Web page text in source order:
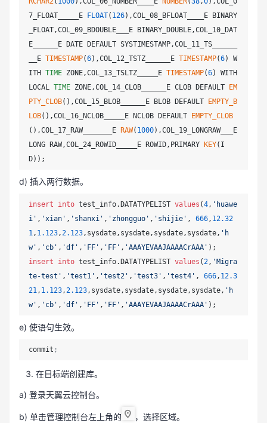
7_FLOAT_____E FLOAT( 126),COL_08_BFLOAT____E BINARY
_FLOAT,COL_09_BDOUBLE___E BINARY_DOUBLE,COL_10_DAT
E______E DATE DEFAULT SYSTIMESTAMP,COL_11_TS______
__E TIMESTAMP(6),COL_12_TSTZ______E TIMESTAMP(6) W
ITH TIME ZONE,COL_13_TSLTZ_____E TIMESTAMP(6) WITH
LOCAL TIME ZONE,COL_14_CLOB______E CLOB DEFAULT EM
PTY_CLOB(),COL_15_BLOB______E BLOB DEFAULT EMPTY_B
LOB(),COL_16_NCLOB_____E NCLOB DEFAULT EMPTY_CLOB
(),COL_17_RAW_______E RAW( 1000),COL_19_LONGRAW___E
LONG RAW,COL_24_ROWID_____E ROWID,PRIMARY KEY(I
d) 插入两行数据。
insert into test_info.DATATYPELIST values (4, 'huawe
i' , 'xian' , 'shanxi' , 'zhongguo' , 'shijie' , 666, 12.32
1 , 1.123, 2.123,sysdate,sysdate,sysdate,sysdate, 'h
w' , 'cb' , 'df' , 'FF' , 'FF' , 'AAAYEVAAJAAAACrAAA'
insert
into test_info.DATATYPELIST values ( 2, 'Migra
te-test' , 'test1' , 'test2' , 'test3' , 'test4' , 666, 12.3
21 , 1.123, 2.123,sysdate,sysdate,sysdate,sysdate, 'h
w' , 'cb' , 'df' , 'FF' , 'FF' , 'AAAYEVAAJAAAACrAAA'
e) 使语句生效。
commit ;
在目标端创建库。
a) 登录天翼云控制台。
b) 单击管理控制台左上角的
，选择区域。